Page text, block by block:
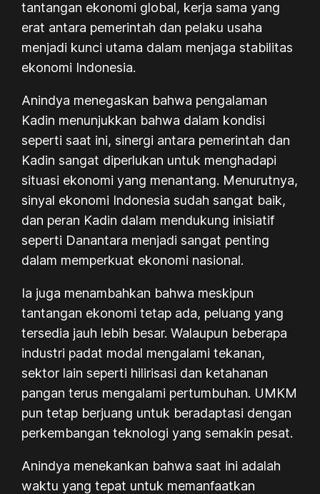
tantangan ekonomi global, kerja sama yang
erat antara pemerintah dan pelaku usaha
menjadi kunci utama dalam menjaga stabilitas
ekonomi Indonesia.
Anindya menegaskan bahwa pengalaman
Kadin menunjukkan bahwa dalam kondisi
seperti saat ini, sinergi antara pemerintah dan
Kadin sangat diperlukan untuk menghadapi
situasi ekonomi yang menantang. Menurutnya,
sinyal ekonomi Indonesia sudah sangat baik,
dan peran Kadin dalam mendukung inisiatif
seperti Danantara menjadi sangat penting
dalam memperkuat ekonomi nasional.
Ia juga menambahkan bahwa meskipun
tantangan ekonomi tetap ada, peluang yang
tersedia jauh lebih besar. Walaupun beberapa
industri padat modal mengalami tekanan,
sektor lain seperti hilirisasi dan ketahanan
pangan terus mengalami pertumbuhan. UMKM
pun tetap berjuang untuk beradaptasi dengan
perkembangan teknologi yang semakin pesat.
Anindya menekankan bahwa saat ini adalah
waktu yang tepat untuk memanfaatkan